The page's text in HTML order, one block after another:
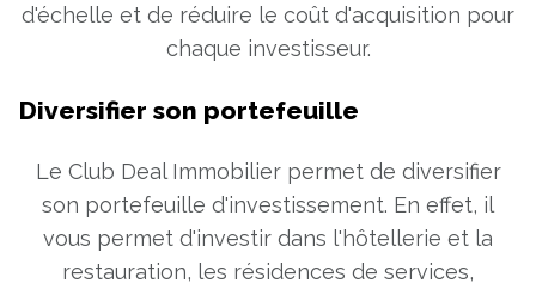
d'échelle et de réduire le coût d'acquisition pour
chaque investisseur.
Diversifier son portefeuille
Le Club Deal Immobilier permet de diversifier
son portefeuille d'investissement. En effet, il
vous permet d'investir dans l'hôtellerie et la
restauration, les résidences de services,